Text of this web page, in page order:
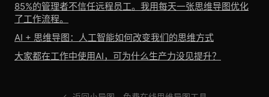
85%的管理者不信任远程员工。我用每天一张思维导图优化
了工作流程。
AI + 思维导图：人工智能如何改变我们的思维方式
大家都在工作中使用AI，可为什么生产力没见提升？